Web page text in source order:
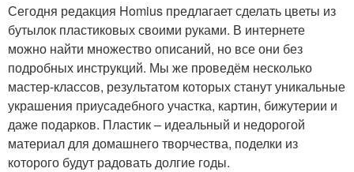
Сегодня редакция Homius предлагает сделать цветы из
бутылок пластиковых своими руками. В интернете
можно найти множество описаний, но все они без
подробных инструкций. Мы же проведём несколько
мастер-классов, результатом которых станут уникальные
украшения приусадебного участка, картин, бижутерии и
даже подарков. Пластик – идеальный и недорогой
материал для домашнего творчества, поделки из
которого будут радовать долгие годы.